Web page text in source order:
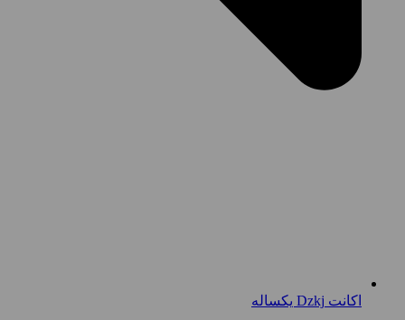
اکانت Dzkj یکساله